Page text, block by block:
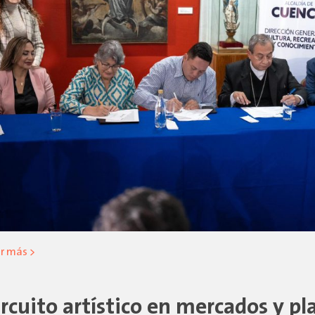
más >
artístico en mercados y